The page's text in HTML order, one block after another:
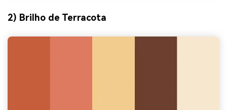
2) Brilho de Terracota